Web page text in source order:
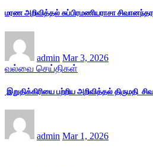
மரண அறிவித்தல் சுப்பிரமணியராசா
admin Mar 3, 2026
வல்வை செய்திகள்
இறுதிக்கிரியை பற்றிய அறிவித்தல் திருமதி
admin Mar 1, 2026